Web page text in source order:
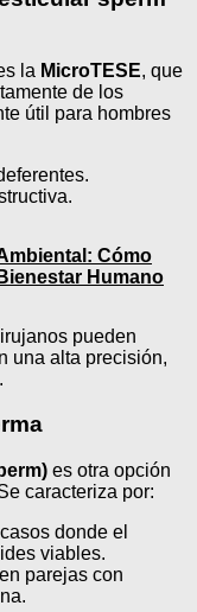
la MicroTESE, que
de los
útil para hombres
Cómo
Humano
pueden
una alta precisión,
es otra opción
caracteriza por:
donde el
viables.
parejas con